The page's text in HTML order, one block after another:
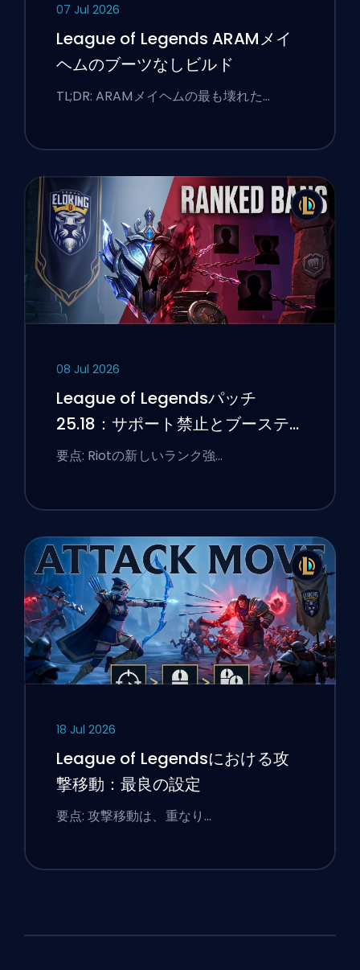
07 Jul 2026
League of Legends ARAMメイ
ヘムのブーツなしビルド
TL;DR: ARAMメイヘムの最も壊れた…
08 Jul 2026
League of Legendsパッチ
25.18：サポート禁止とブーステ
ィングのフラグ
要点: Riotの新しいランク強…
18 Jul 2026
League of Legendsにおける攻
撃移動：最良の設定
要点: 攻撃移動は、重なり…